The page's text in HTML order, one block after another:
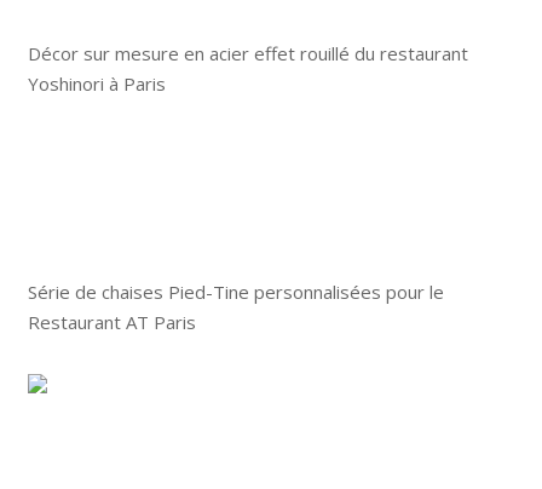
Décor sur mesure en acier effet rouillé du restaurant
Yoshinori à Paris
Série de chaises Pied-Tine personnalisées pour le
Restaurant AT Paris